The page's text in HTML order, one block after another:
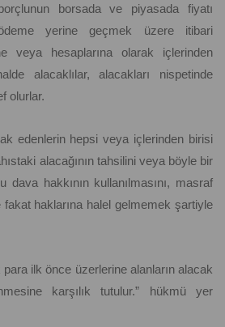
borsada ve piyasada fiyatı
yerine geçmek üzere itibari
veya hesaplarına olarak içlerinden
alacaklılar, alacakları nispetinde
olurlar.
edenlerin hepsi veya içlerinden birisi
alacağının tahsilini veya böyle bir
hakkının kullanılmasını, masraf
haklarına halel gelmemek şartiyle
ilk önce üzerlerine alanların alacak
karşılık tutulur.” hükmü yer